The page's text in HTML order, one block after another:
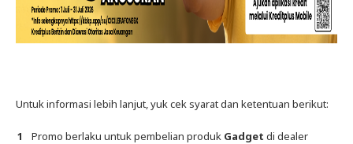
Untuk informasi lebih lanjut, yuk cek syarat dan ketentuan berikut:
Promo berlaku untuk pembelian produk Gadget di dealer